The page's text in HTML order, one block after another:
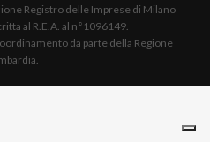
Registro delle Imprese di Milano
al R.E.A. al n°1096149.
da parte della Regione